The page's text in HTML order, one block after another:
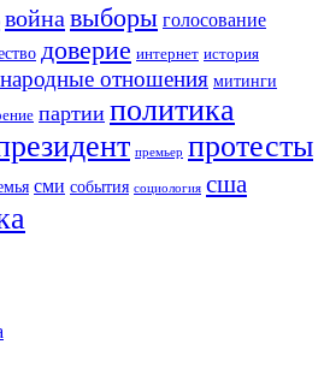
война выборы голосование
доверие интернет история
отношения митинги
партии политика
премьер протесты
сми события социология сша